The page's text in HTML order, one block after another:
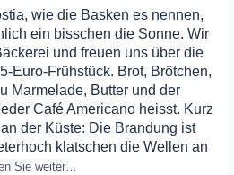
wie die Basken es nennen,
ein bisschen die Sonne. Wir
und freuen uns über die
Euro-Frühstück. Brot, Brötchen,
Marmelade, Butter und der
Café Americano heisst. Kurz
der Küste: Die Brandung ist
klatschen die Wellen an
Sie weiter…